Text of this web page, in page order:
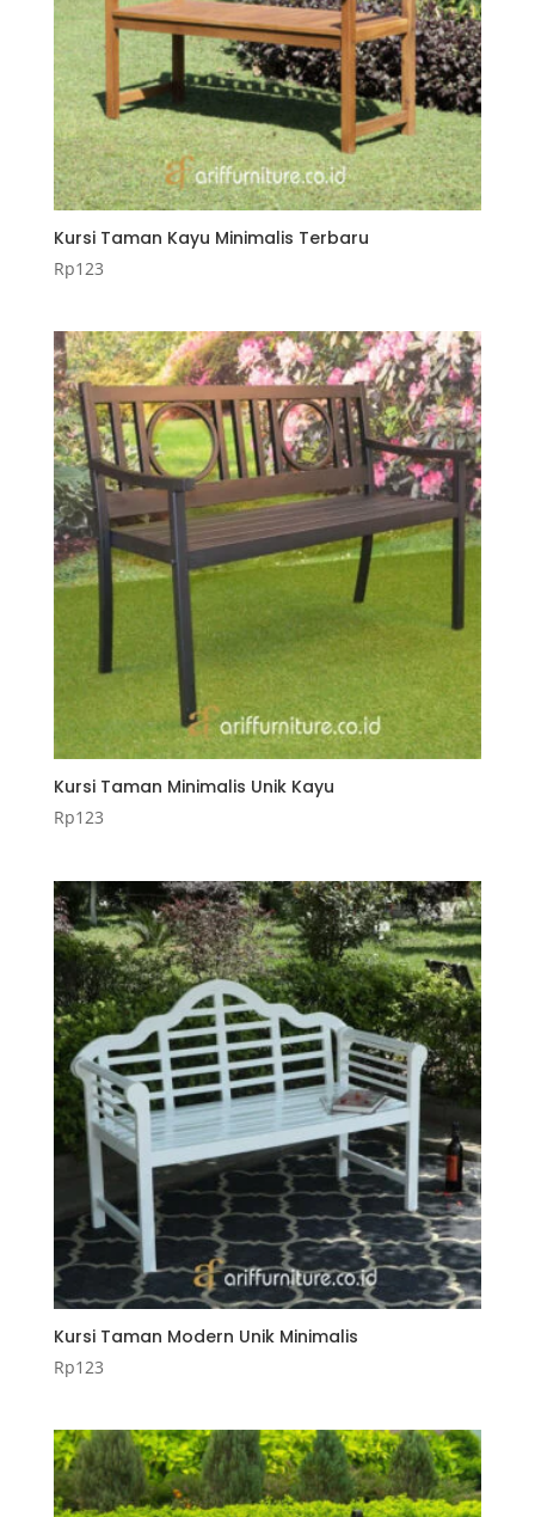
Kursi Taman Kayu Minimalis Terbaru
Rp123
Kursi Taman Minimalis Unik Kayu
Rp123
Kursi Taman Modern Unik Minimalis
Rp123